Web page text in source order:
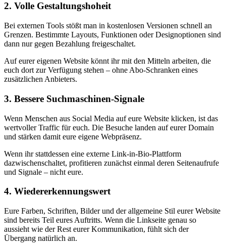
2. Volle Gestaltungshoheit
Bei externen Tools stößt man in kostenlosen Versionen schnell an
Grenzen. Bestimmte Layouts, Funktionen oder Designoptionen sind
dann nur gegen Bezahlung freigeschaltet.
Auf eurer eigenen Website könnt ihr mit den Mitteln arbeiten, die
euch dort zur Verfügung stehen – ohne Abo-Schranken eines
zusätzlichen Anbieters.
3. Bessere Suchmaschinen-Signale
Wenn Menschen aus Social Media auf eure Website klicken, ist das
wertvoller Traffic für euch. Die Besuche landen auf eurer Domain
und stärken damit eure eigene Webpräsenz.
Wenn ihr stattdessen eine externe Link-in-Bio-Plattform
dazwischenschaltet, profitieren zunächst einmal deren Seitenaufrufe
und Signale – nicht eure.
4. Wiedererkennungswert
Eure Farben, Schriften, Bilder und der allgemeine Stil eurer Website
sind bereits Teil eures Auftritts. Wenn die Linkseite genau so
aussieht wie der Rest eurer Kommunikation, fühlt sich der
Übergang natürlich an.